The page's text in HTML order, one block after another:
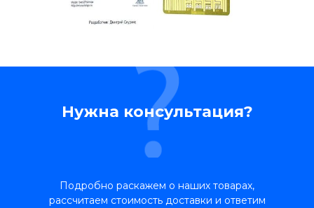
Нужна консультация?
Подробно раскажем о наших товарах,
рассчитаем стоимость доставки и ответим